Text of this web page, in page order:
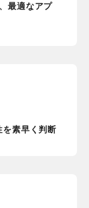
最適なアプ
素早く判断